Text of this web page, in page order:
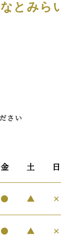
とみら
さい
金 土 日
● ▲ ✕
● ▲ ✕